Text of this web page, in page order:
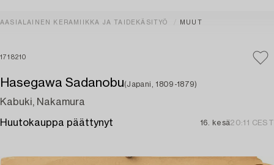
AASIALAINEN KERAMIIKKA JA TAIDEKÄSITYÖ MUUT
1718210
Hasegawa Sadanobu(Japani, 1809-1879)
Kabuki, Nakamura
Huutokauppa päättynyt 16. kesä20:11 CEST